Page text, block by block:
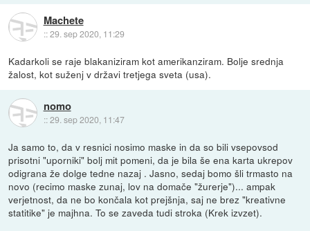
Machete
::29. sep 2020, 11:29
Kadarkoli se raje blakaniziram kot amerikanziram. Bolje srednja
žalost, kot suženj v državi tretjega sveta (usa).
nomo
::29. sep 2020, 11:47
Ja samo to, da v resnici nosimo maske in da so bili vsepovsod
prisotni "uporniki" bolj mit pomeni, da je bila še ena karta ukrepov
odigrana že dolge tedne nazaj . Jasno, sedaj bomo šli trmasto na
novo (recimo maske zunaj, lov na domače "žurerje")... ampak
verjetnost, da ne bo končala kot prejšnja, saj ne brez "kreativne
statitike" je majhna. To se zaveda tudi stroka (Krek izvzet).